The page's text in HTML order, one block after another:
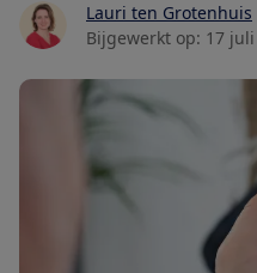
Lauri ten Grotenhuis
Bijgewerkt op: 17